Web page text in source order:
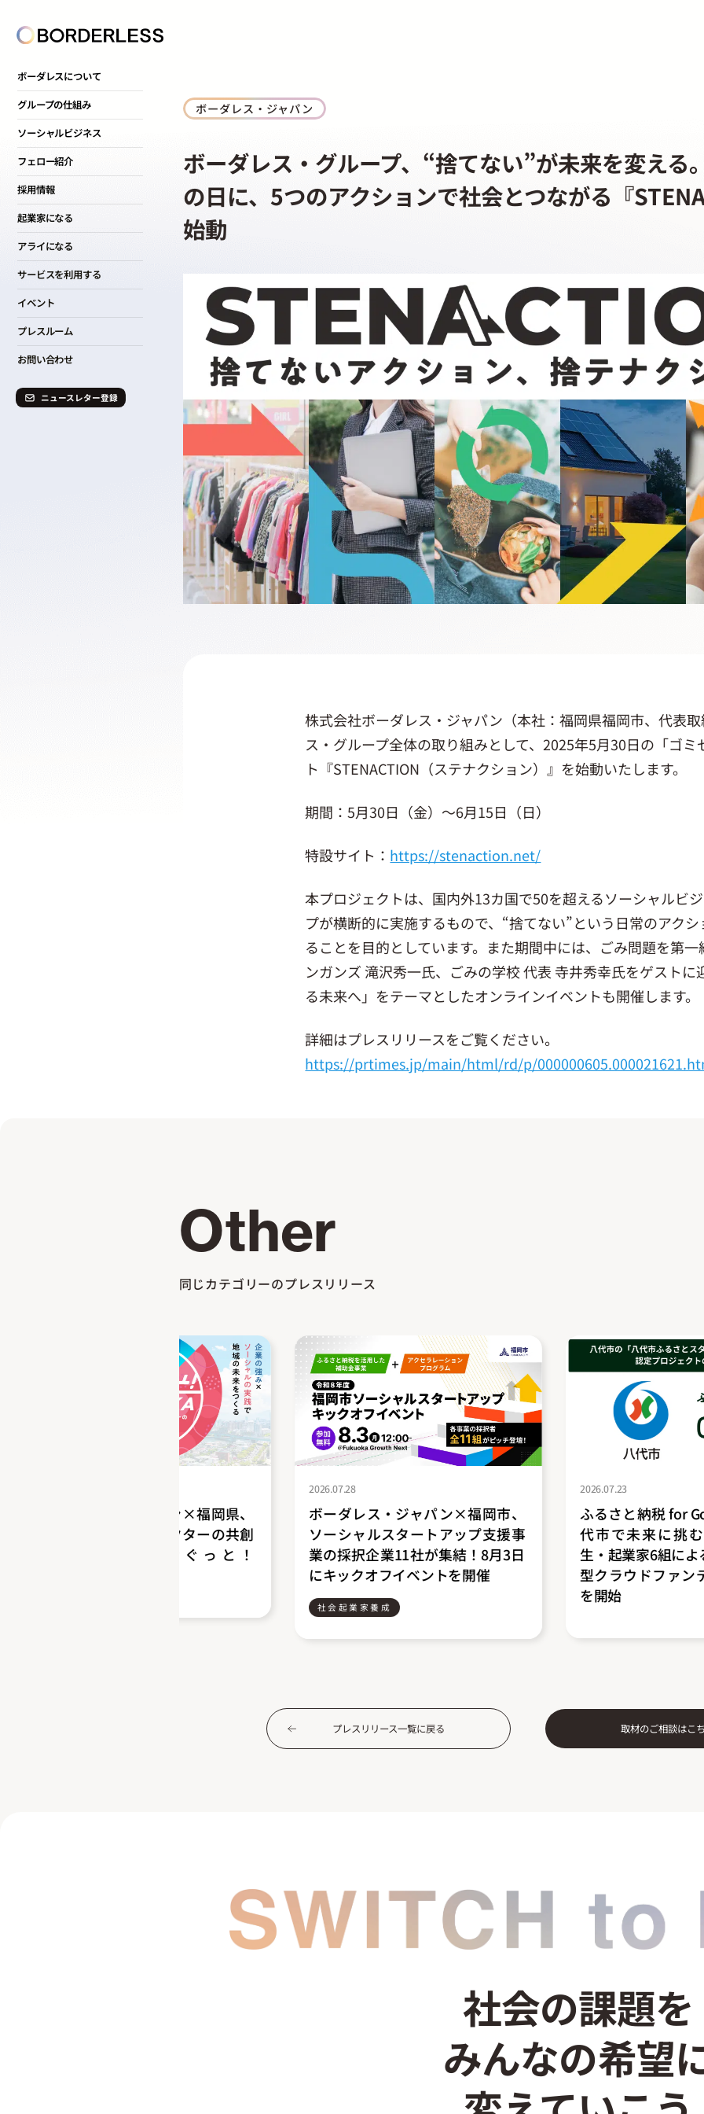
ボーダレスについて
グループの仕組み
ソーシャルビジネス
フェロー紹介
採用情報
起業家になる
アライになる
サービスを利用する
イベント
プレスルーム
お問い合わせ
ニュースレター登録
ボーダレス・ジャパン
ボーダレス・グループ、“捨てない”が未来を変える
の日に、5つのアクションで社会とつながる『
始動
株式会社ボーダレス・ジャパン（本社：福岡県福岡市、代表
ス・グループ全体の取り組みとして、2025年5月30日の「ゴ
ト『STENACTION（ステナクション）』を始動いたします。
期間：5月30日（金）〜6月15日（日）
特設サイト： https://stenaction.net/
本プロジェクトは、国内外13カ国で50を超えるソーシャルビ
プが横断的に実施するもので、“捨てない”という日常のアク
ることを目的としています。また期間中には、ごみ問題を第
ンガンズ 滝沢秀一氏、ごみの学校 代表 寺井秀幸氏をゲスト
る未来へ」をテーマとしたオンラインイベントも開催します。
詳細はプレスリリースをご覧ください。
https://prtimes.jp/main/html/rd/p/
Other
同じカテゴリーのプレスリリース
ボーダレス・ジャパン×福岡市、
ソーシャルスタートアップ支援事
業の採択企業11社が集結！8月3日
にキックオフイベントを開催
社会起業家養成
ふるさと納税 for Good、熊本県八
代市で未来に挑む高校生・大学
生・起業家6組によるふるさと納税
型クラウドファンディングの募集
プレスリリース一覧に戻る 取材のご相談はこ
社会の課題を
みんなの希望